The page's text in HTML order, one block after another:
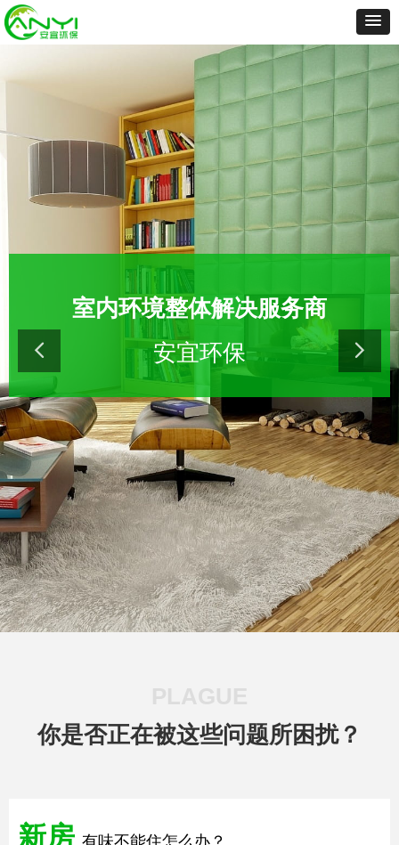
室内环境整体解决服务商
安宜环保
新房 有味不能住怎么办？
你是否正在被这些问题所困扰？